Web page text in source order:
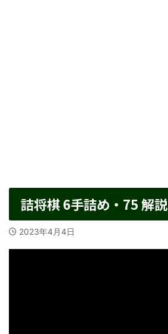
詰将棋 6手詰め・75 解説
2023年4月4日